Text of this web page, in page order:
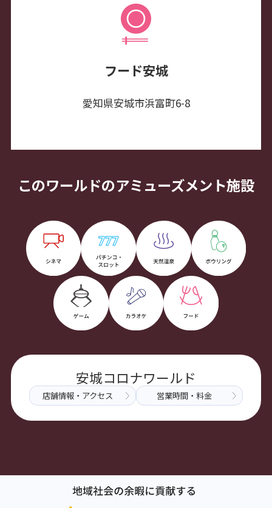
フード安城
愛知県安城市浜富町6-8
このワールドのアミューズメント施設
安城コロナワールド
店舗情報・アクセス 営業時間・料金